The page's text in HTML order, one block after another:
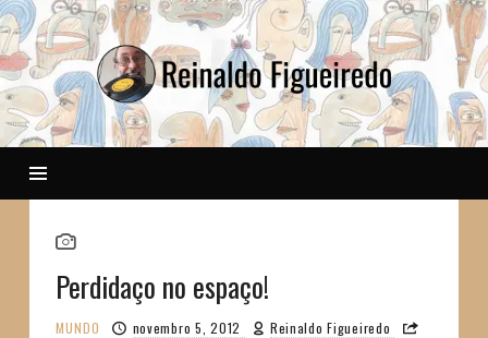
Reinaldo
Perdidaço no espaço!
MUNDO novembro 5, 2012
Reinaldo Figueiredo